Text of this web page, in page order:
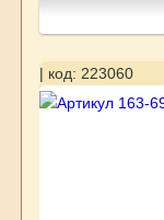
| код: 223060